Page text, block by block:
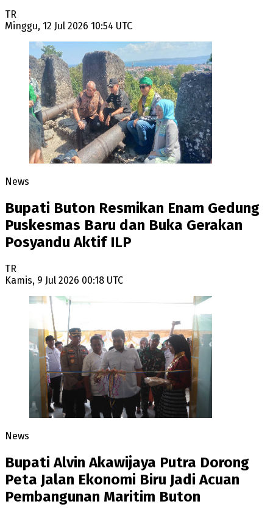
TR
Minggu, 12 Jul 2026 10:54 UTC
News
Bupati Buton Resmikan Enam Gedung
Puskesmas Baru dan Buka Gerakan
Posyandu Aktif ILP
TR
Kamis, 9 Jul 2026 00:18 UTC
News
Bupati Alvin Akawijaya Putra Dorong
Peta Jalan Ekonomi Biru Jadi Acuan
Pembangunan Maritim Buton